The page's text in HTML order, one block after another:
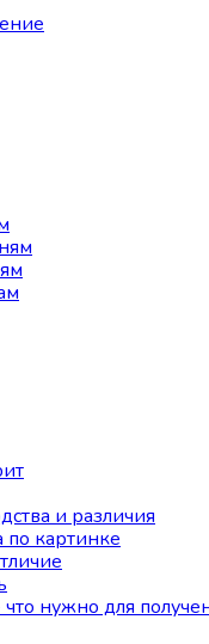
и различия
по картинке
нужно для